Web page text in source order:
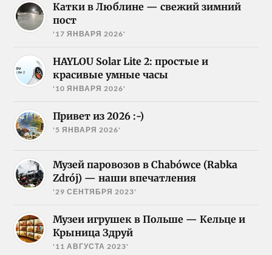
Катки в Люблине — свежий зимний
пост
'17 ЯНВАРЯ 2026'
HAYLOU Solar Lite 2: простые и
красивые умные часы
'10 ЯНВАРЯ 2026'
Привет из 2026 :-)
'5 ЯНВАРЯ 2026'
Музей паровозов в Chabówce (Rabka
Zdrój) — наши впечатления
'29 СЕНТЯБРЯ 2023'
Музеи игрушек в Польше — Кельце и
Крыница Здруй
'11 АВГУСТА 2023'